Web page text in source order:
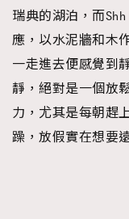
瑞典的湖泊，而
應，以水泥牆和木
一走進去便感覺到
靜，絕對是一個放
力，尤其是每朝趕
躁，放假實在想要